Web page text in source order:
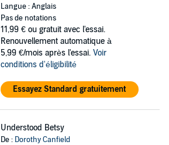
Langue : Anglais
Pas de notations
11,99 € ou gratuit avec l'essai.
Renouvellement automatique à
5,99 €/mois après l'essai. Voir
conditions d'éligibilité
Essayez Standard gratuitement
Understood Betsy
De : Dorothy Canfield